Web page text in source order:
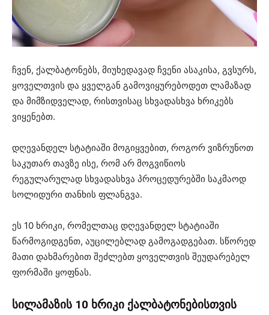
ჩვენ, ქალბატონებს, მიუხედავად ჩვენი ასაკისა, გვსურს,
ყოველთვის და ყველგან გამოვიყურებოდეთ ლამაზად
და მიმზიდველად, რისთვისაც სხვადასხვა ხრიკებს
ვიყენებთ.
დღევანდელ სტატიაში მოგიყვებით, როგორ ვიზრუნოთ
საკუთარ თავზე ისე, რომ არ მოგვიწიოს
რეგულარულად სხვადასხვა პროცედურებში საკმაოდ
სოლიდური თანხის ფლანგვა.
ეს 10 ხრიკი, რომელთაც დღევანდელ სტატიაში
წარმოგიდგენთ, აუცილებლად გამოგადგებათ. სწორედ
მათი დახმარებით შეძლებთ ყოველთვის შეუდარებელ
ფორმაში ყოფნას.
სილამაზის 10 ხრიკი ქალბატონებისთვის